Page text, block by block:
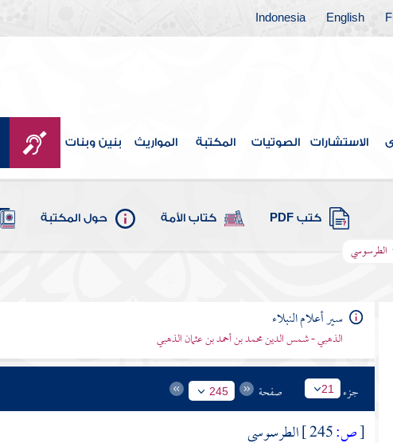
English
Indonesia
الاستشارات الصوتيات المكتبة المواريث بنين وبنات
كتب PDF كتاب الأمة حول المكتبة
الطرسوسي
سير أعلام النبلاء
الذهبي - شمس الدين محمد بن أحمد بن عثمان الذهبي
جزء 21 صفحة 245
[ص:
الطرسوسي